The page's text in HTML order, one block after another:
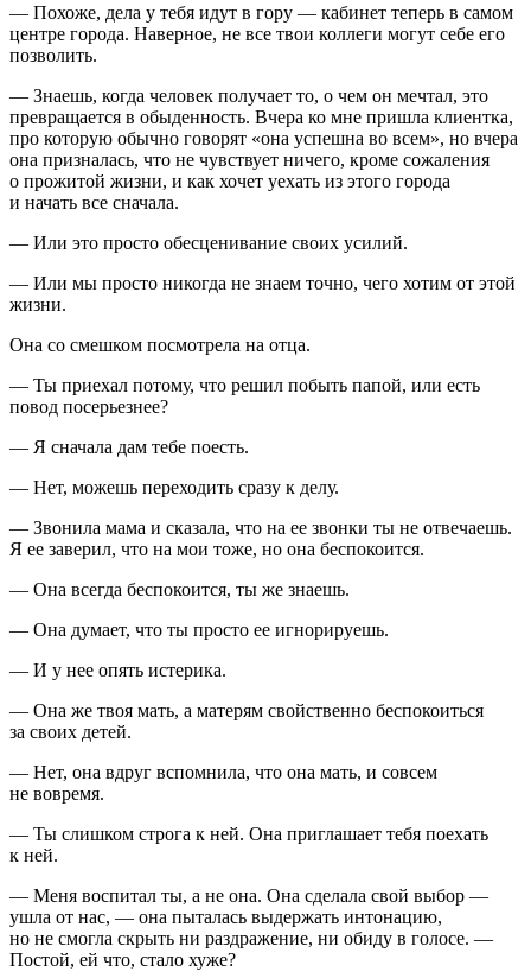
— Похоже, дела у тебя идут в гору — кабинет теперь в самом
центре города. Наверное, не все твои коллеги могут себе его
позволить.
— Знаешь, когда человек получает то, о чем он мечтал, это
превращается в обыденность. Вчера ко мне пришла клиентка,
про которую обычно говорят «она успешна во всем», но вчера
она призналась, что не чувствует ничего, кроме сожаления
о прожитой жизни, и как хочет уехать из этого города
и начать все сначала.
— Или это просто обесценивание своих усилий.
— Или мы просто никогда не знаем точно, чего хотим от этой
жизни.
Она со смешком посмотрела на отца.
— Ты приехал потому, что решил побыть папой, или есть
повод посерьезнее?
— Я сначала дам тебе поесть.
— Нет, можешь переходить сразу к делу.
— Звонила мама и сказала, что на ее звонки ты не отвечаешь.
Я ее заверил, что на мои тоже, но она беспокоится.
— Она всегда беспокоится, ты же знаешь.
— Она думает, что ты просто ее игнорируешь.
— И у нее опять истерика.
— Она же твоя мать, а матерям свойственно беспокоиться
за своих детей.
— Нет, она вдруг вспомнила, что она мать, и совсем
не вовремя.
— Ты слишком строга к ней. Она приглашает тебя поехать
к ней.
— Меня воспитал ты, а не она. Она сделала свой выбор —
ушла от нас, — она пыталась выдержать интонацию,
но не смогла скрыть ни раздражение, ни обиду в голосе. —
Постой, ей что, стало хуже?